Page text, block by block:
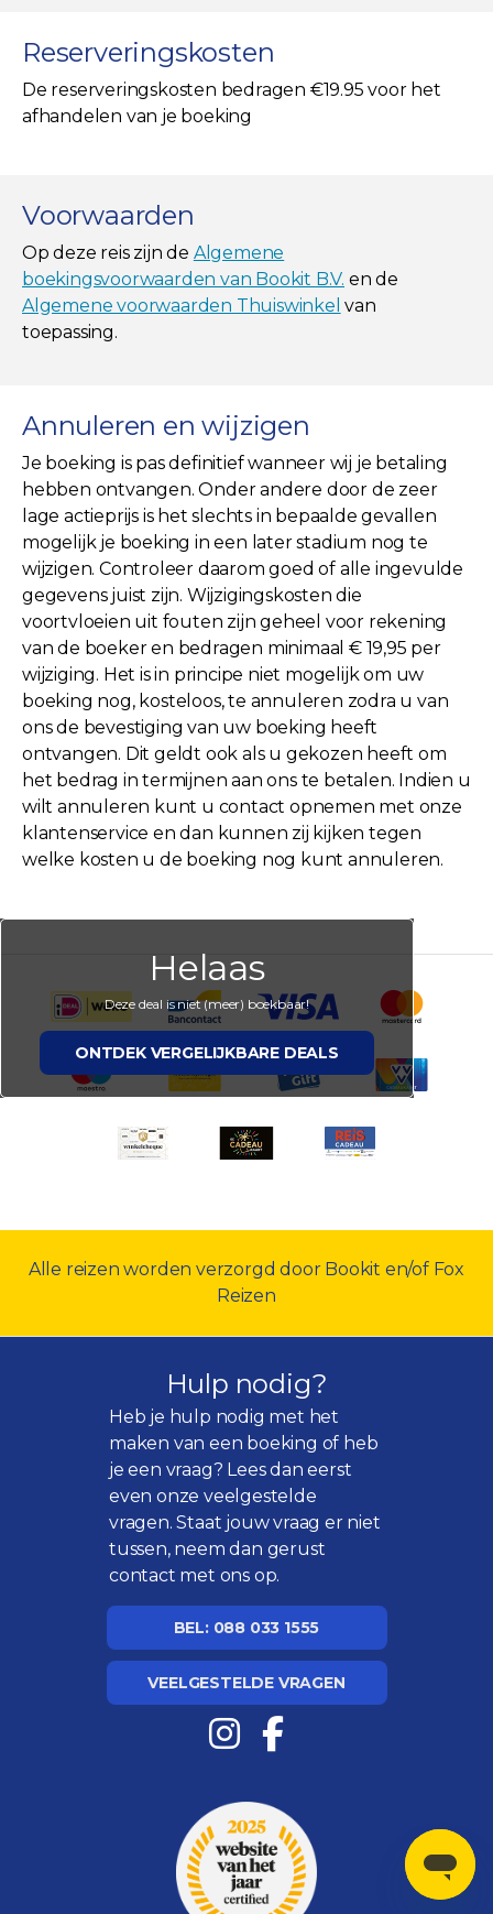
Reserveringskosten
De reserveringskosten bedragen €19.95 voor het
afhandelen van je boeking
Voorwaarden
Op deze reis zijn de Algemene
boekingsvoorwaarden van Bookit B.V. en de
Algemene voorwaarden Thuiswinkel van
toepassing.
Annuleren en wijzigen
Je boeking is pas definitief wanneer wij je betaling
hebben ontvangen. Onder andere door de zeer
lage actieprijs is het slechts in bepaalde gevallen
mogelijk je boeking in een later stadium nog te
wijzigen. Controleer daarom goed of alle ingevulde
gegevens juist zijn. Wijzigingskosten die
voortvloeien uit fouten zijn geheel voor rekening
van de boeker en bedragen minimaal € 19,95 per
wijziging. Het is in principe niet mogelijk om uw
boeking nog, kosteloos, te annuleren zodra u van
ons de bevestiging van uw boeking heeft
ontvangen. Dit geldt ook als u gekozen heeft om
het bedrag in termijnen aan ons te betalen. Indien u
wilt annuleren kunt u contact opnemen met onze
klantenservice en dan kunnen zij kijken tegen
welke kosten u de boeking nog kunt annuleren.
Helaas
Deze deal is niet (meer) boekbaar!
ONTDEK VERGELIJKBARE DEALS
Alle reizen worden verzorgd door Bookit en/of Fox
Reizen
Hulp nodig?
Heb je hulp nodig met het
maken van een boeking of heb
je een vraag? Lees dan eerst
even onzeveelgestelde
vragen. Staat jouw vraag er niet
tussen, neem dan gerust
contact met ons op.
BEL: 088 033 1555
VEELGESTELDE VRAGEN